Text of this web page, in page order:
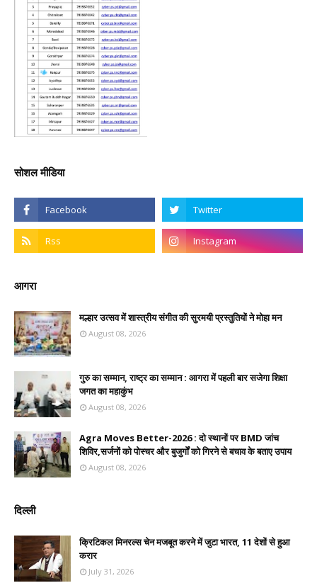
सोशल मीडिया
आगरा
मल्हार उत्सव में शास्त्रीय संगीत की सुरमयी प्रस्तुतियों ने मोहा मन
August 08, 2026
गुरु का सम्मान, राष्ट्र का सम्मान : आगरा में पहली बार सजेगा शिक्षा
जगत का महाकुंभ
August 08, 2026
Agra Moves Better-2026 : दो स्थानों पर BMD जांच
शिविर,सर्जनों को पोस्चर और बुजुर्गों को गिरने से बचाव के बताए उपाय
August 08, 2026
दिल्ली
क्रिटिकल मिनरल्स चेन मजबूत करने में जुटा भारत, 11 देशों से हुआ
करार
July 31, 2026